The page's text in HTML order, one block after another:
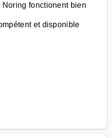
fonctionent bien
et disponible